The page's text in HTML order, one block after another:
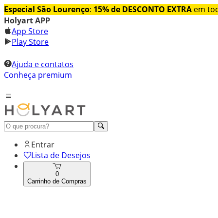
Especial São Lourenço: 15% de DESCONTO EXTRA em
Holyart APP
App Store
Play Store
Ajuda e contatos
Conheça premium
Entrar
Lista de Desejos
0
Carrinho de Compras